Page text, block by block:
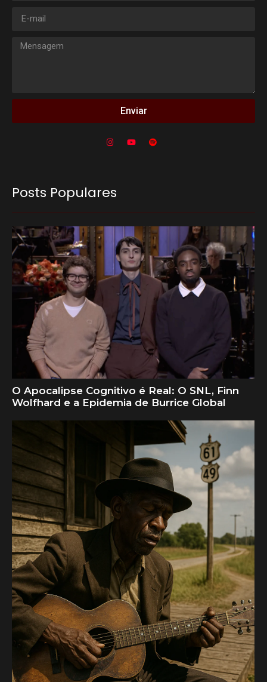
Enviar
Posts Populares
O Apocalipse Cognitivo é Real: O SNL, Finn
Wolfhard e a Epidemia de Burrice Global